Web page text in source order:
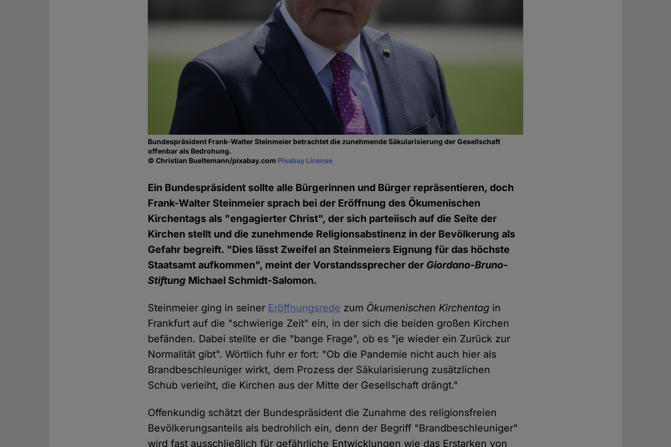
Bundespräsident Frank-Walter Steinmeier betrachtet die zunehmende Säkularisierung der Gesellschaft
offenbar als Bedrohung.
© Christian Bueltemann/pixabay.com Pixabay License
Ein Bundespräsident sollte alle Bürgerinnen und Bürger repräsentieren, doch
Frank-Walter Steinmeier sprach bei der Eröffnung des Ökumenischen
Kirchentags als "engagierter Christ", der sich parteiisch auf die Seite der
Kirchen stellt und die zunehmende Religionsabstinenz in der Bevölkerung als
Gefahr begreift. "Dies lässt Zweifel an Steinmeiers Eignung für das höchste
Staatsamt aufkommen", meint der Vorstandssprecher der Giordano-Bruno-
Stiftung Michael Schmidt-Salomon.
Steinmeier ging in seiner Eröffnungsrede zum Ökumenischen Kirchentag in
Frankfurt auf die "schwierige Zeit" ein, in der sich die beiden großen Kirchen
befänden. Dabei stellte er die "bange Frage", ob es "je wieder ein Zurück zur
Normalität gibt". Wörtlich fuhr er fort: "Ob die Pandemie nicht auch hier als
Brandbeschleuniger wirkt, dem Prozess der Säkularisierung zusätzlichen
Schub verleiht, die Kirchen aus der Mitte der Gesellschaft drängt."
Offenkundig schätzt der Bundespräsident die Zunahme des religionsfreien
Bevölkerungsanteils als bedrohlich ein, denn der Begriff "Brandbeschleuniger"
wird fast ausschließlich für gefährliche Entwicklungen wie das Erstarken von